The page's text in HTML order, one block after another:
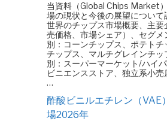
当資料（Global Chips Market
場の現状と今後の展望について
世界のチップス市場概要、主要
売価格、市場シェア）、セグ
別：コーンチップス、ポテト
チップス、マルチグレインチッ
別：スーパーマーケット/ハイ
ビニエンスストア、独立系小売
…
酢酸ビニルエチレン（VAE
場2026年